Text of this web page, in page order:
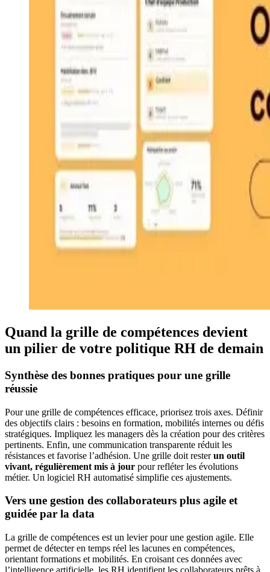
Quand la grille de compétences devient
un pilier de votre politique RH de demain
Synthèse des bonnes pratiques pour une grille
réussie
Pour une grille de compétences efficace, priorisez trois axes. Définir
des objectifs clairs : besoins en formation, mobilités internes ou défis
stratégiques. Impliquez les managers dès la création pour des critères
pertinents. Enfin, une communication transparente réduit les
résistances et favorise l’adhésion. Une grille doit resterun outil
vivant, régulièrement mis à jour pour refléter les évolutions
métier. Un logiciel RH automatisé simplifie ces ajustements.
Vers une gestion des collaborateurs plus agile et
guidée par la data
La grille de compétences est un levier pour une gestion agile. Elle
permet de détecter en temps réel les lacunes en compétences,
orientant formations et mobilités. En croisant ces données avec